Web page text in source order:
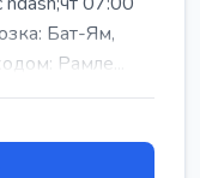
Бат-Ям,
Рамле...